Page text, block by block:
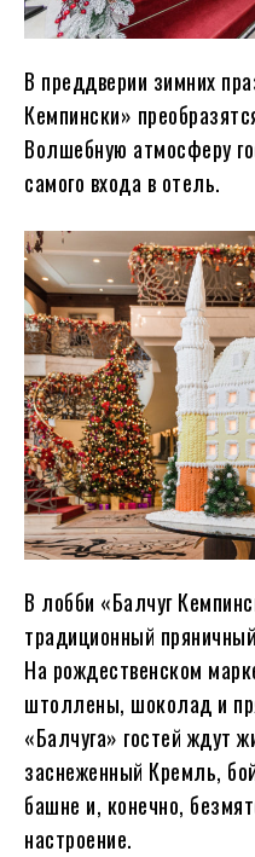
В преддверии зимних
Кемпински»
Волшебную атмосферу
самого входа в отель.
В лобби «Балчуг
традиционный
На рождественском
штоллены, шоколад и
«Балчуга» гостей ждут
заснеженный Кремль,
башне и, конечно,
настроение.